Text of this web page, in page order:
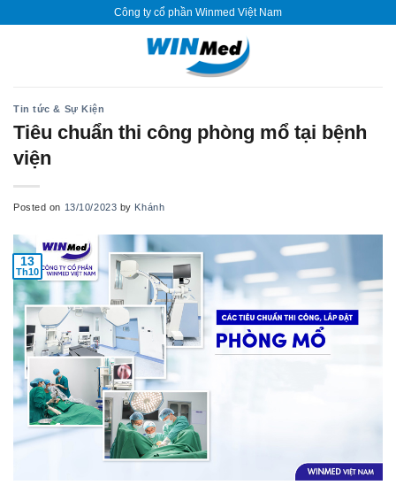
Công ty cổ phần Winmed Việt Nam
Tin tức & Sự Kiện
Tiêu chuẩn thi công phòng mổ tại bệnh
viện
Posted on 13/10/2023 by Khánh
13
Th10